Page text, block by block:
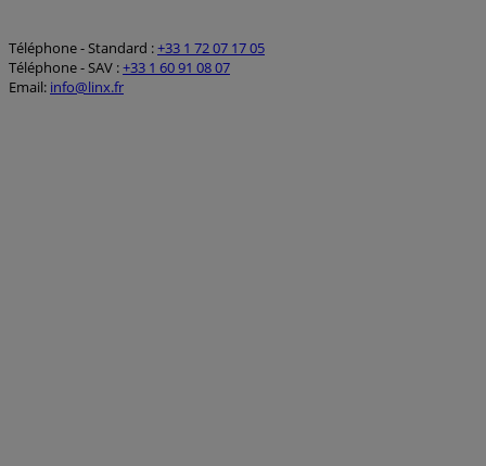
Téléphone - Standard :+33 1 72 07 17 05
Téléphone - SAV :+33 1 60 91 08 07
Email: info@linx.fr